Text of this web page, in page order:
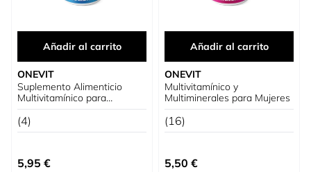
Añadir al carrito
ONEVIT
Suplemento Alimenticio
Multivitamínico para
Hombres
(4)
5,95 €
Añadir al carrito
ONEVIT
Multivitamínico y
Multiminerales para Mujeres
(16)
5,50 €